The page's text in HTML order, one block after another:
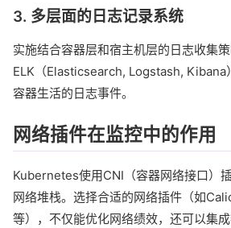
3. 多层面的日志记录系统
实施结合容器层和宿主机层的日志收集
ELK（Elasticsearch, Logstash, Kibana
容器生活的日志事件。
网络插件在监控中的作用
Kubernetes使用CNI（容器网络接口）
网络堆栈。选择合适的网络插件（如
等），不仅能优化网络绩效，还可以集